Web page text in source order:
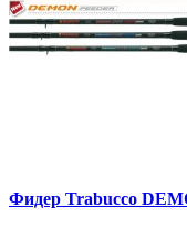
Фидер Trabucco